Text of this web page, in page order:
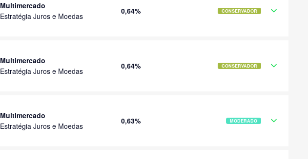
Multimercado
Estratégia Juros e Moedas
0,64% CONSERVADOR
Multimercado
Estratégia Juros e Moedas
0,64% CONSERVADOR
Multimercado
Estratégia Juros e Moedas
0,63% MODERADO